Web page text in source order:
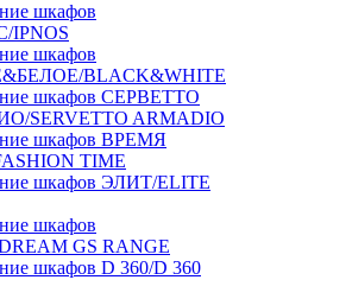
шкафов
шкафов
BLACK&WHITE
шкафов СЕРВЕТТО
SERVETTO ARMADIO
шкафов ВРЕМЯ
TIME
шкафов ЭЛИТ/ELITE
шкафов
GS RANGE
шкафов D 360/D 360